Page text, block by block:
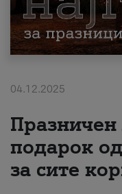
Поддршка
Надополни кредит
За нас
#ПодобарОнлајн
04.12.2025
Празничен
подарок
за сите